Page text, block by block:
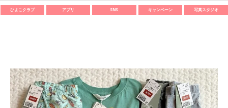
ひよこクラブ アプリ SNS キャンペーン 写真スタジオ